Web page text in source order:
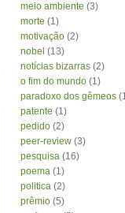
meio ambiente (3)
morte (1)
motivação (2)
nobel (13)
notícias bizarras (2)
o fim do mundo (1)
paradoxo dos gêmeos
patente (1)
pedido (2)
peer-review (3)
pesquisa (16)
poema (1)
politica (2)
prêmio (5)